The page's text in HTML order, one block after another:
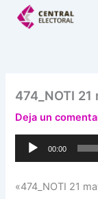
474_NOTI 21
Deja un
Reproductor
00:00
«474_NOTI 21